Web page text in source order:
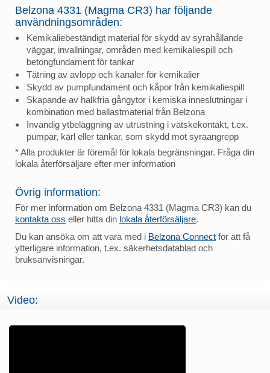
Belzona 4331 (Magma CR3) har följande
användningsområden:
Kemikaliebeständigt material för skydd av syrahållande
väggar, invallningar, områden med kemikaliespill och
betongfundament för tankar
Tätning av avlopp och kanaler för kemikalier
Skydd av pumpfundament och kåpor från kemikaliespill
Skapande av halkfria gångytor i kemiska inneslutningar i
kombination med ballastmaterial från Belzona
Invändig ytbeläggning av utrustning i vätskekontakt, t.ex.
pumpar, kärl eller tankar, som skydd mot syraangrepp
* Alla produkter är föremål för lokala begränsningar. Fråga din
lokala återförsäljare efter mer information
Övrig information:
För mer information om Belzona 4331 (Magma CR3) kan du
kontakta oss eller hitta din lokala återförsäljare.
Du kan ansöka om att vara med i Belzona Connect för att få
ytterligare information, t.ex. säkerhetsdatablad och
bruksanvisningar.
Video: